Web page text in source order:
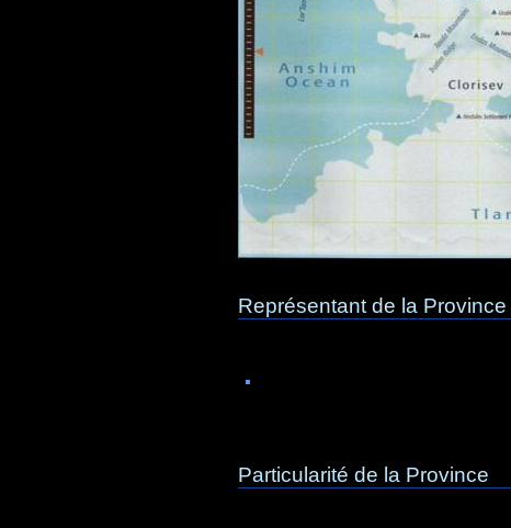
Représentant de la
Particularité de la Province